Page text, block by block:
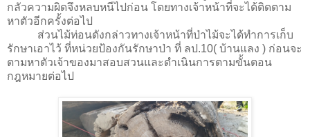
กลัวความผิดจึงหลบหนีไปก่อน โดยทางเจ้าหน้าที่จะได้ติดตาม
หาตัวอีกครั้งต่อไป
ส่วนไม้ท่อนดังกล่าวทางเจ้าหน้าที่ป่าไม้จะได้ทำการเก็บ
รักษาเอาไว้ ที่หน่วยป้องกันรักษาป่า ที่ ลป.10( บ้านแลง ) ก่อนจะ
ตามหาตัวเจ้าของมาสอบสวนและดำเนินการตามขั้นตอน
กฎหมายต่อไป